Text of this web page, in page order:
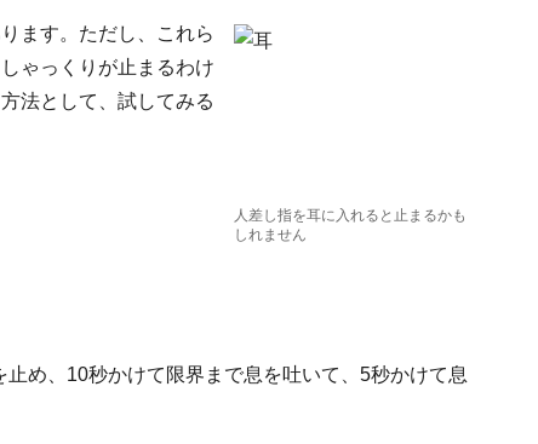
人差し指を耳に入れると止まるかも
しれません
ます。ただし、これら
ゃっくりが止まるわけ
法として、試してみる
め、10秒かけて限界まで息を吐いて、5秒かけて息